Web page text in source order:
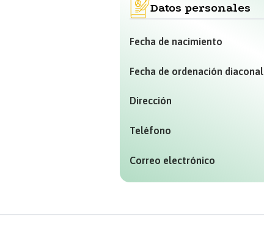
Datos personales
Fecha de nacimiento
Fecha de ordenación diaconal
Dirección
Teléfono
Correo electrónico